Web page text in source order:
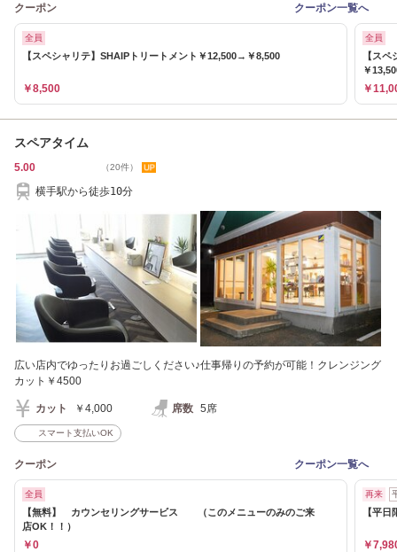
クーポン クーポン一覧へ
全員
【スペシャリテ】SHAIPトリートメント￥12,500→￥8,500
￥8,500
全員
【ス
￥
￥
スペアタイム
5.00 （20件）
横手駅から徒歩10分
広い店内でゆったりお過ごしください♪仕事帰りの予約が可能！クレンジング
カット￥4500
カット ￥4,000 席数 5席
スマート支払いOK
クーポン クーポン一覧へ
全員
【無料】 カウンセリングサービス （このメニューのみのご来
店OK！！）
￥0
再来
【平
￥